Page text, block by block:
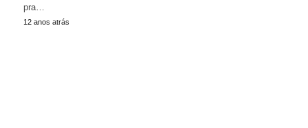
pra…
12 anos atrás